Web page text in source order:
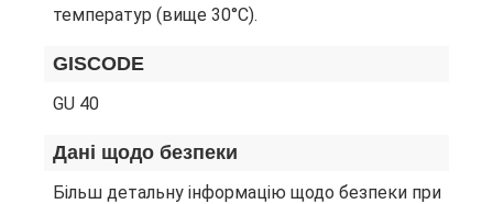
температур (вище 30°C).
GISCODE
GU 40
Дані щодо безпеки
Більш детальну інформацію щодо безпеки при